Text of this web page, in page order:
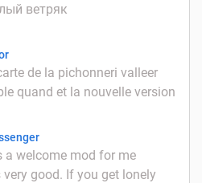
ветряк
de la pichonneri valleer
quand et la nouvelle version
a welcome mod for me
very good. If you get lonely